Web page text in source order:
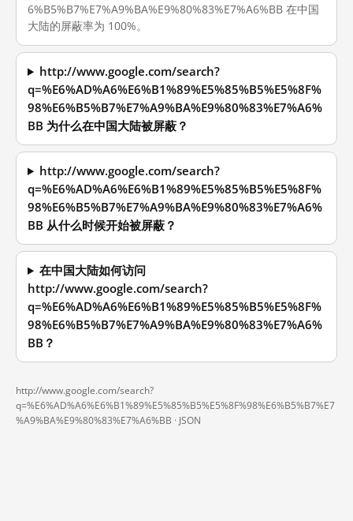
6%B5%B7%E7%A9%BA%E9%80%83%E7%A6%BB 在中国
大陆的屏蔽率为 100%。
http://www.google.com/search?
q=%E6%AD%A6%E6%B1%89%E5%85%B5%E5%8F%
98%E6%B5%B7%E7%A9%BA%E9%80%83%E7%A6%
BB 为什么在中国大陆被屏蔽？
http://www.google.com/search?
q=%E6%AD%A6%E6%B1%89%E5%85%B5%E5%8F%
98%E6%B5%B7%E7%A9%BA%E9%80%83%E7%A6%
BB 从什么时候开始被屏蔽？
在中国大陆如何访问
http://www.google.com/search?
q=%E6%AD%A6%E6%B1%89%E5%85%B5%E5%8F%
98%E6%B5%B7%E7%A9%BA%E9%80%83%E7%A6%
BB？
http://www.google.com/search?
q=%E6%AD%A6%E6%B1%89%E5%85%B5%E5%8F%98%E6%B5%B7%E7
%A9%BA%E9%80%83%E7%A6%BB · JSON